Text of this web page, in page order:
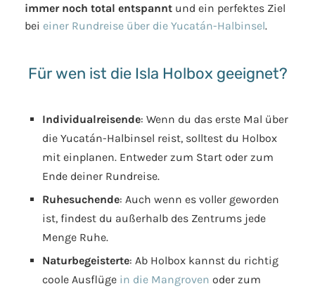
immer noch total entspannt und ein perfektes Ziel
bei einer Rundreise über die Yucatán-Halbinsel.
Für wen ist die Isla Holbox geeignet?
Individualreisende: Wenn du das erste Mal über
die Yucatán-Halbinsel reist, solltest du Holbox
mit einplanen. Entweder zum Start oder zum
Ende deiner Rundreise.
Ruhesuchende: Auch wenn es voller geworden
ist, findest du außerhalb des Zentrums jede
Menge Ruhe.
Naturbegeisterte: Ab Holbox kannst du richtig
coole Ausflüge in die Mangroven oder zum